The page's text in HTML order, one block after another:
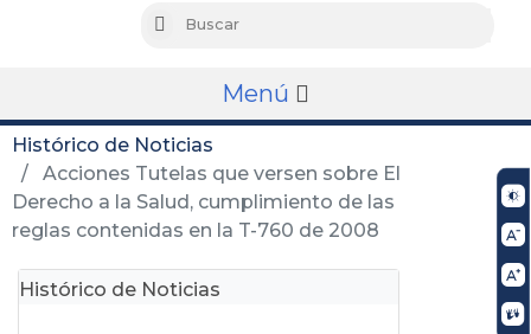
Buscar
Menú
Histórico de Noticias
Acciones Tutelas que versen sobre El
Derecho a la Salud, cumplimiento de las
reglas contenidas en la T-760 de 2008
Histórico de Noticias